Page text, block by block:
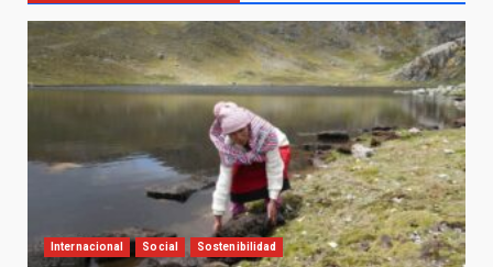
Internacional Social Sostenibilidad